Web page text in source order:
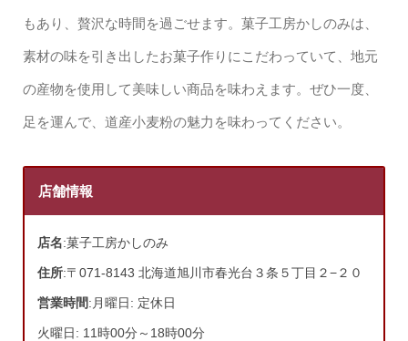
もあり、贅沢な時間を過ごせます。菓子工房かしのみは、
素材の味を引き出したお菓子作りにこだわっていて、地元
の産物を使用して美味しい商品を味わえます。ぜひ一度、
足を運んで、道産小麦粉の魅力を味わってください。
店舗情報
店名:菓子工房かしのみ
住所:〒071-8143 北海道旭川市春光台３条５丁目２−２０
営業時間:月曜日: 定休日
火曜日: 11時00分～18時00分